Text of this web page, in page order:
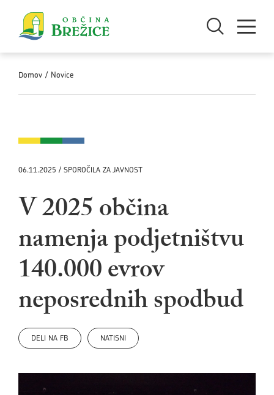
Odpri iskanjeOdpri meni
Domov / Novice
06.11.2025 / SPOROČILA ZA JAVNOST
V 2025 občina
namenja podjetništvu
140.000 evrov
neposrednih spodbud
DELI NA FB NATISNI